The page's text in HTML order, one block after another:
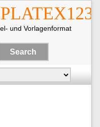
und Vorlagenformat